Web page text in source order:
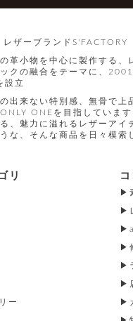
レザーブランドS'FACTORY
革小物を中心に製作する、
クの融合をテーマに、
設立
出来ない特別感、無骨で
ONEを目指していま
、魅力に溢れるレザーア
な、そんな商品を日々模索
リ
ー